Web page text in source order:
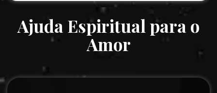
Ajuda Espiritual para o
Amor